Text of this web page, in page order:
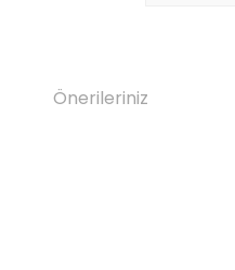
Önerileriniz